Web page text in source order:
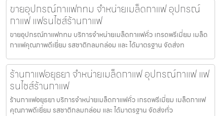
ขายอุปกรณ์กาแฟกทม จำหน่ายเมล็ดกาแฟ อุปกรณ์
กาแฟ แฟรนไชส์ร้านกาแฟ
ขายอุปกรณ์กาแฟกทม บริการจำหน่ายเมล็ดกาแฟคั่ว เกรดพรีเมี่ยม เมล็ด
กาแฟคุณภาพดีเยี่ยม รสชาติกลมกล่อม และ ได้มาตรฐาน จัดส่งท
ร้านกาแฟอยุธยา จำหน่ายเมล็ดกาแฟ อุปกรณ์กาแฟ แฟ
รนไชส์ร้านกาแฟ
ร้านกาแฟอยุธยา บริการจำหน่ายเมล็ดกาแฟคั่ว เกรดพรีเมี่ยม เมล็ดกาแฟ
คุณภาพดีเยี่ยม รสชาติกลมกล่อม และ ได้มาตรฐาน จัดส่งทั่ว